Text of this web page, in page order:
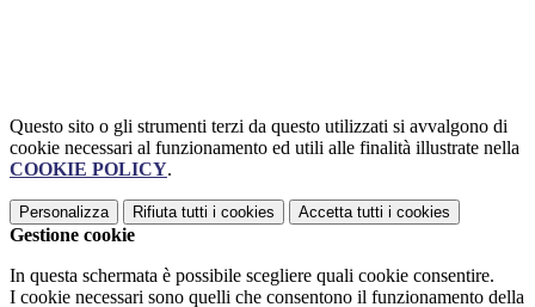
Questo sito o gli strumenti terzi da questo utilizzati si avvalgono di
cookie necessari al funzionamento ed utili alle finalità illustrate nella
COOKIE POLICY.
Personalizza Rifiuta tutti i cookies Accetta tutti i cookies
Gestione cookie
In questa schermata è possibile scegliere quali cookie consentire.
I cookie necessari sono quelli che consentono il funzionamento della